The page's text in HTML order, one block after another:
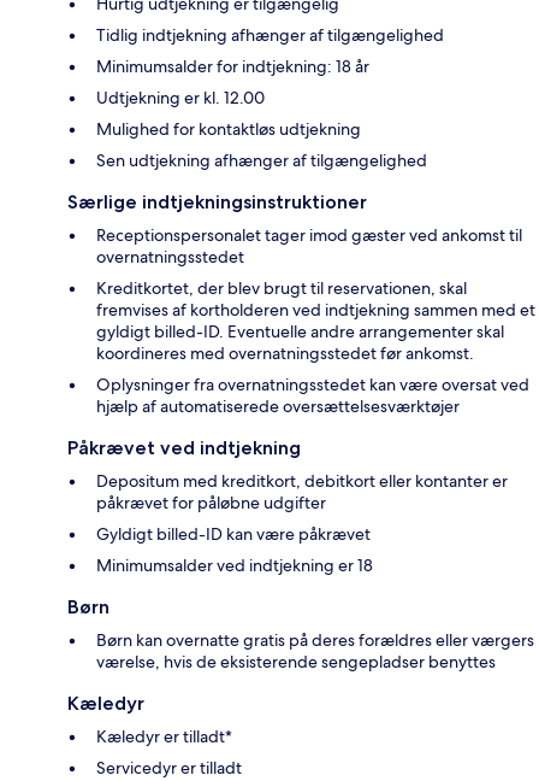
Tidlig indtjekning afhænger af tilgængelighed
Minimumsalder for indtjekning: 18 år
Udtjekning er kl. 12.00
Mulighed for kontaktløs udtjekning
Sen udtjekning afhænger af tilgængelighed
Særlige indtjekningsinstruktioner
Receptionspersonalet tager imod gæster ved ankomst til
overnatningsstedet
Kreditkortet, der blev brugt til reservationen, skal
fremvises af kortholderen ved indtjekning sammen med et
gyldigt billed-ID. Eventuelle andre arrangementer skal
koordineres med overnatningsstedet før ankomst.
Oplysninger fra overnatningsstedet kan være oversat ved
hjælp af automatiserede oversættelsesværktøjer
Påkrævet ved indtjekning
Depositum med kreditkort, debitkort eller kontanter er
påkrævet for påløbne udgifter
Gyldigt billed-ID kan være påkrævet
Minimumsalder ved indtjekning er 18
Børn
Børn kan overnatte gratis på deres forældres eller værgers
værelse, hvis de eksisterende sengepladser benyttes
Kæledyr
Kæledyr er tilladt*
Servicedyr er tilladt